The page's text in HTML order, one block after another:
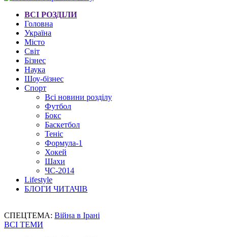
ВСІ РОЗДІЛИ
Головна
Україна
Місто
Світ
Бізнес
Наука
Шоу-бізнес
Спорт
Всі новини розділу
Футбол
Бокс
Баскетбол
Теніс
Формула-1
Хокей
Шахи
ЧС-2014
Lifestyle
БЛОГИ ЧИТАЧІВ
СПЕЦТЕМА: Війна в Ірані
ВСІ ТЕМИ